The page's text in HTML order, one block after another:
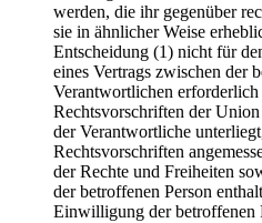
werden, die ihr gegenüber
sie in ähnlicher Weise
Entscheidung (1) nicht für
eines Vertrags zwischen der
Verantwortlichen
Rechtsvorschriften der
der Verantwortliche
Rechtsvorschriften
der Rechte und Freiheiten
der betroffenen Person
Einwilligung der betroffenen